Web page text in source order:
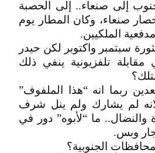
إلى صنعاء.. إلى الحصبة
صنعاء، وكان المطار يوم
الملكيين.
سبتمبر واكتوبر لكن حيدر
تلفزيونية ينفي ذلك
ربما انه “هذا الملفوف”
لم يشارك ولم ينل شرف
والنضال.. ما “لأبوه” دور في
وبس.
الجنوبية؟